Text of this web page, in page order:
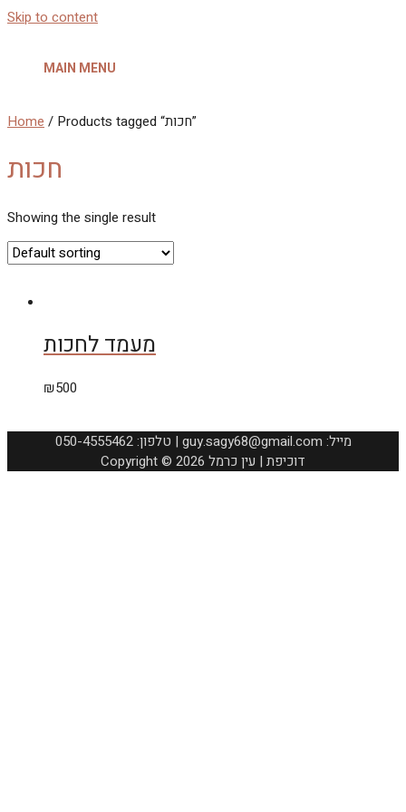
Skip to content
MAIN MENU
Home / Products tagged “חכות”
חכות
Showing the single result
מעמד לחכות
₪500
050-4555462 :טלפון | guy.sagy68@gmail.com :מייל
Copyright © 2026 דוכיפת | עין כרמל